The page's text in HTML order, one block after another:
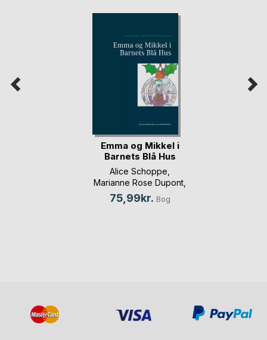
Emma og Mikkel i
Barnets Blå Hus
Alice Schoppe
Marianne Rose Dupont
...
75,99kr. Bog